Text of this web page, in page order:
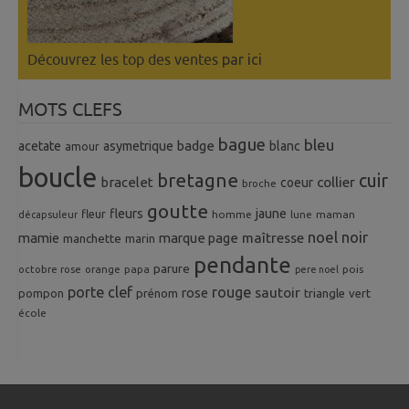
Découvrez les top des ventes par ici
MOTS CLEFS
acetate amour asymetrique badge bague blanc bleu
boucle bracelet bretagne broche coeur collier cuir
décapsuleur fleur fleurs goutte homme jaune lune maman
mamie manchette marin marque page maîtresse noel noir
octobre rose orange papa parure pendante pere noel pois
pompon porte clef prénom rose rouge sautoir triangle vert
école